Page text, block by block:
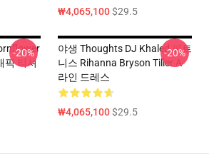
₩4,065,100$29.5
픽 티셔
-20%
야생 Thoughts DJ Khaled 피트
니스 Rihanna Bryson Tiller A-
라인 드레스
₩4,065,100$29.5
-20%